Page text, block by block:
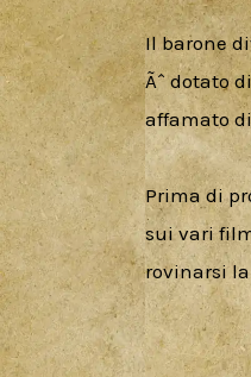
Il barone
Ãˆ dotato
affamato
Prima di
sui vari
rovinarsi